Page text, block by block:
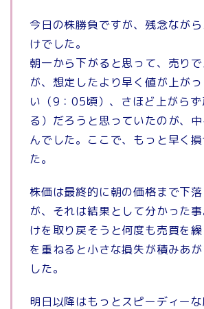
今日の株勝負ですが、残念なが
けでした。
朝一から下がると思って、売り
が、想定したより早く値が上が
い（9：05頃）、さほど上がら
る）だろうと思っていたのが、
んでした。ここで、もっと早く
た。
株価は最終的に朝の価格まで下
が、それは結果として分かった
けを取り戻そうと何度も売買を
を重ねると小さな損失が積みあ
した。
明日以降はもっとスピーディー